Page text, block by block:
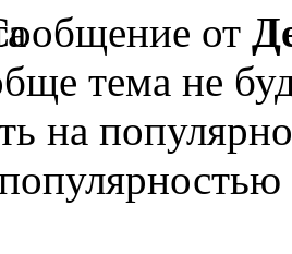
от
тема не
на